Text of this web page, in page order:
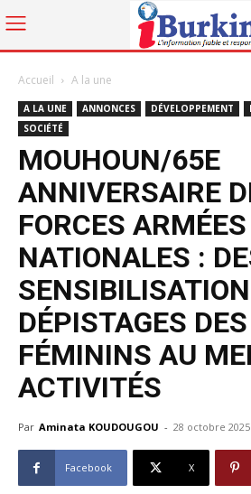
Accueil A la une
A LA UNE ANNONCES DÉVELOPPEMENT
SOCIÉTÉ
MOUHOUN/65E
ANNIVERSAIRE
FORCES ARMÉES
NATIONALES :
DÉPISTAGES
FÉMININS AU
ACTIVITÉS
Par Aminata KOUDOUGOU - 28 octobre 2025
Facebook X